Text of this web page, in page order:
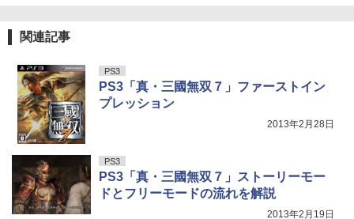
関連記事
PS3
PS3「真・三國無双７」ファーストイン
プレッション
2013年2月28日
PS3
PS3「真・三國無双７」ストーリーモー
ドとフリーモードの流れを解説
2013年2月19日